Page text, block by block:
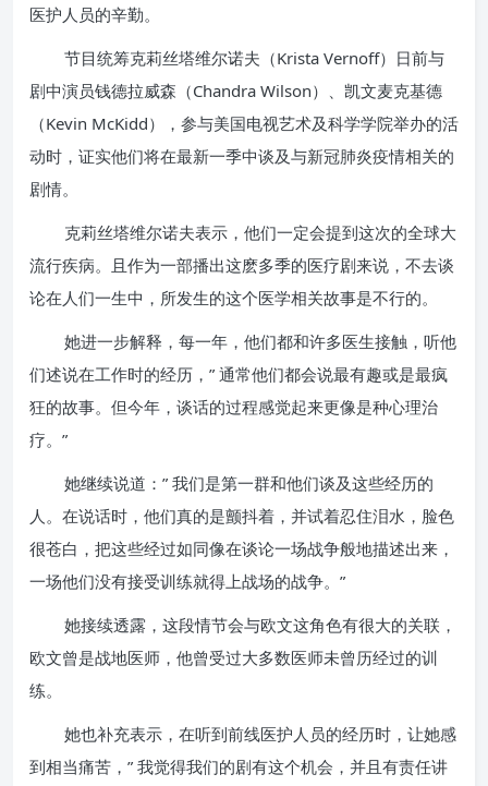
医护人员的辛勤。
节目统筹克莉丝塔维尔诺夫（Krista Vernoff）日前与
剧中演员钱德拉威森（Chandra Wilson）、凯文麦克基德
（Kevin McKidd），参与美国电视艺术及科学学院举办的活
动时，证实他们将在最新一季中谈及与新冠肺炎疫情相关的
剧情。
克莉丝塔维尔诺夫表示，他们一定会提到这次的全球大
流行疾病。且作为一部播出这麽多季的医疗剧来说，不去谈
论在人们一生中，所发生的这个医学相关故事是不行的。
她进一步解释，每一年，他们都和许多医生接触，听他
们述说在工作时的经历，” 通常他们都会说最有趣或是最疯
狂的故事。但今年，谈话的过程感觉起来更像是种心理治
疗。”
她继续说道：” 我们是第一群和他们谈及这些经历的
人。在说话时，他们真的是颤抖着，并试着忍住泪水，脸色
很苍白，把这些经过如同像在谈论一场战争般地描述出来，
一场他们没有接受训练就得上战场的战争。”
她接续透露，这段情节会与欧文这角色有很大的关联，
欧文曾是战地医师，他曾受过大多数医师未曾历经过的训
练。
她也补充表示，在听到前线医护人员的经历时，让她感
到相当痛苦，” 我觉得我们的剧有这个机会，并且有责任讲